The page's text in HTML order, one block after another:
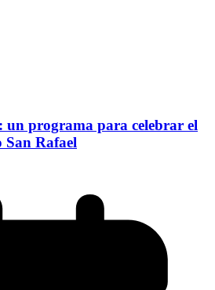
un programa para celebrar el
San Rafael